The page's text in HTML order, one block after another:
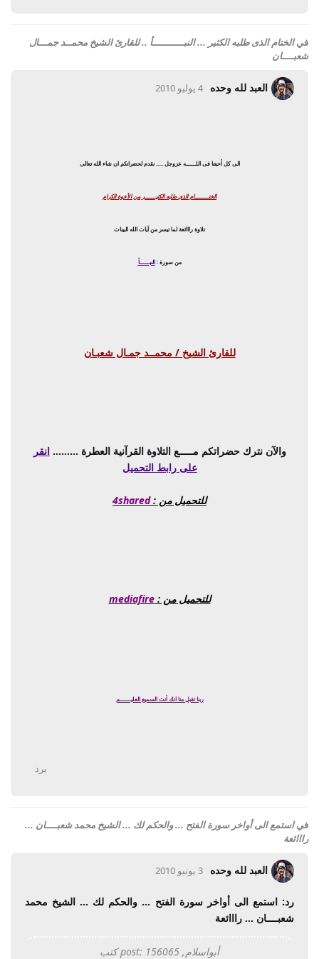
فيالختام الذى طلبه الكثير ... النبـــــــــــأ .. للقارئ الشيخ محمــد جمـــال
شعبــــان
العبد لله وحده 4 يوليو 2010
الى كل أحبتنا فى اللـــــــه عزوجل ..... نقدم لحضراتكم ان شاء الله تعالى
الختــــــــــام الذى طلبه الكثيــــــــر من الأخوة الكرام
تلاوة رااائعة لما تيسر من آيات الله البينات
من سورة :النبـــــــأ
للقارئ الشيخ / محمــد جمـال شعبـان
والآن نترك حضراتكم مـــــع التلاوة القرآنية العطرة .........انقر
على رابط التحميل
للتحميل من :4shared
للتحميل من :mediafire
ربنا تقبل منا انك أنت السميع العليــــــــم
يرد
فياستمع الى أواخر سورة الفتح ... والحكم لك ... الشيخ محمد شعبــــان ...
رااائعة
العبد لله وحده 3 يونيو 2010
رد: استمع الى أواخر سورة الفتح ... والحكم لك ... الشيخ محمد
شعبــــان ... رااائعة
أبواسلام, post: 156065 كتب